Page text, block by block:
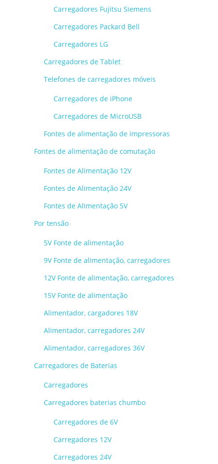
Carregadores Fujitsu Siemens
Carregadores Packard Bell
Carregadores LG
Carregadores de Tablet
Telefones de carregadores móveis
Carregadores de iPhone
Carregadores de MicroUSB
Fontes de alimentação de impressoras
Fontes de alimentação de comutação
Fontes de Alimentação 12V
Fontes de Alimentação 24V
Fontes de Alimentação 5V
Por tensão
5V Fonte de alimentação
9V Fonte de alimentação, carregadores
12V Fonte de alimentação, carregadores
15V Fonte de alimentação
Alimentador, cargadores 18V
Alimentador, carregadores 24V
Alimentador, carregadores 36V
Carregadores de Baterias
Carregadores
Carregadores baterias chumbo
Carregadores de 6V
Carregadores 12V
Carregadores 24V